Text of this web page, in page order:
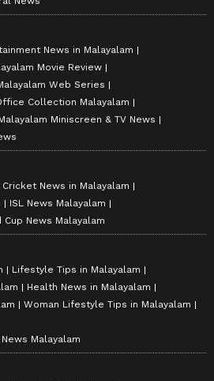
News in Malayalam
Movie Review
Web Series
Collection Malayalam
Miniscreen & TV News
Cricket News in Malayalam
ISL News Malayalam
Cup News Malayalam
Lifestyle Tips in Malayalam
Health News in Malayalam
Woman Lifestyle Tips in Malayalam
Malayalam